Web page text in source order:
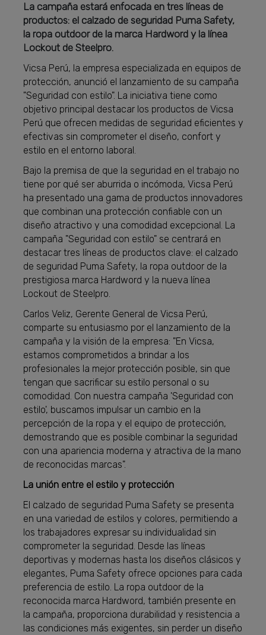
La campaña estará enfocada en tres líneas de
productos: el calzado de seguridad Puma Safety,
la ropa outdoor de la marca Hardword y la línea
Lockout de Steelpro.
Vicsa Perú, la empresa especializada en equipos de
protección, anunció el lanzamiento de su campaña
"Seguridad con estilo". La iniciativa tiene como
objetivo principal destacar los productos de Vicsa
Perú que ofrecen medidas de seguridad eficientes y
efectivas sin comprometer el diseño, confort y
estilo en el entorno laboral.
Bajo la premisa de que la seguridad en el trabajo no
tiene por qué ser aburrida o incómoda, Vicsa Perú
ha presentado una gama de productos innovadores
que combinan una protección confiable con un
diseño atractivo y una comodidad excepcional. La
campaña "Seguridad con estilo" se centrará en
destacar tres líneas de productos clave: el calzado
de seguridad Puma Safety, la ropa outdoor de la
prestigiosa marca Hardword y la nueva línea
Lockout de Steelpro.
Carlos Veliz, Gerente General de Vicsa Perú,
comparte su entusiasmo por el lanzamiento de la
campaña y la visión de la empresa: "En Vicsa,
estamos comprometidos a brindar a los
profesionales la mejor protección posible, sin que
tengan que sacrificar su estilo personal o su
comodidad. Con nuestra campaña 'Seguridad con
estilo', buscamos impulsar un cambio en la
percepción de la ropa y el equipo de protección,
demostrando que es posible combinar la seguridad
con una apariencia moderna y atractiva de la mano
de reconocidas marcas".
La unión entre el estilo y protección
El calzado de seguridad Puma Safety se presenta
en una variedad de estilos y colores, permitiendo a
los trabajadores expresar su individualidad sin
comprometer la seguridad. Desde las líneas
deportivas y modernas hasta los diseños clásicos y
elegantes, Puma Safety ofrece opciones para cada
preferencia de estilo. La ropa outdoor de la
reconocida marca Hardword, también presente en
la campaña, proporciona durabilidad y resistencia a
las condiciones más exigentes, sin perder un diseño